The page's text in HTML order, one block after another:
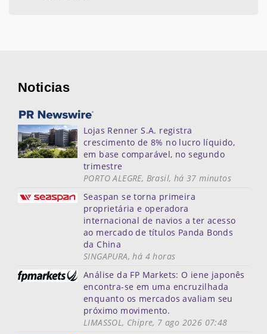
Noticias
Lojas Renner S.A. registra
crescimento de 8% no lucro líquido,
em base comparável, no segundo
trimestre
PORTO ALEGRE, Brasil, há 37 minutos
Seaspan se torna primeira
proprietária e operadora
internacional de navios a ter acesso
ao mercado de títulos Panda Bonds
da China
SINGAPURA, há 4 horas
Análise da FP Markets: O iene japonês
encontra-se em uma encruzilhada
enquanto os mercados avaliam seu
próximo movimento.
LIMASSOL, Chipre, 7 ago 2026 07:48